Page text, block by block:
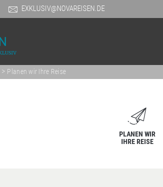
EXKLUSIV@NOVAREISEN.DE
> Planen wir Ihre Reise
PLANEN WIR
IHRE REISE